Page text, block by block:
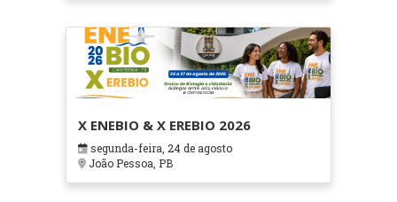
X ENEBIO & X EREBIO 2026
segunda-feira, 24 de agosto
João Pessoa, PB